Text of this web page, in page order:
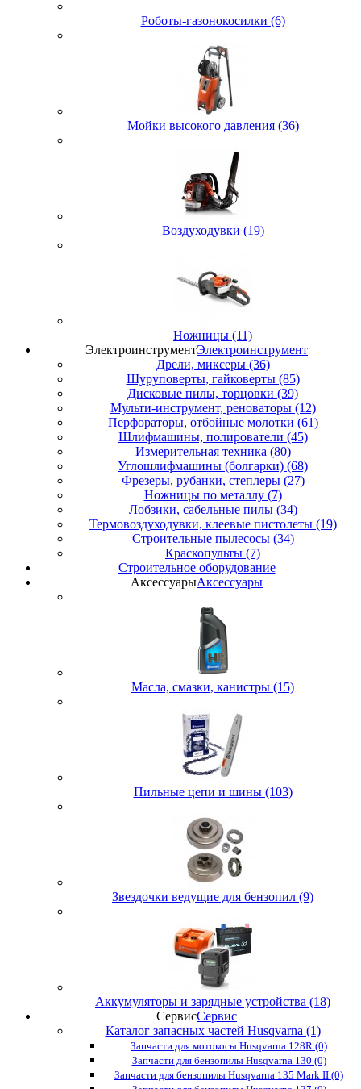
Роботы-газонокосилки (6)
Мойки высокого давления (36)
Воздуходувки (19)
Ножницы (11)
ЭлектроинструментЭлектроинструмент
Дрели, миксеры (36)
Шуруповерты, гайковерты (85)
Дисковые пилы, торцовки (39)
Мульти-инструмент, реноваторы (12)
Перфораторы, отбойные молотки (61)
Шлифмашины, полирователи (45)
Измерительная техника (80)
Углошлифмашины (болгарки) (68)
Фрезеры, рубанки, степлеры (27)
Ножницы по металлу (7)
Лобзики, сабельные пилы (34)
Термовоздуходувки, клеевые пистолеты (19)
Строительные пылесосы (34)
Краскопульты (7)
Строительное оборудование
АксессуарыАксессуары
Масла, смазки, канистры (15)
Пильные цепи и шины (103)
Звездочки ведущие для бензопил (9)
Аккумуляторы и зарядные устройства (18)
СервисСервис
Каталог запасных частей Husqvarna (1)
Запчасти для мотокосы Husqvarna 128R (0)
Запчасти для бензопилы Husqvarna 130 (0)
Запчасти для бензопилы Husqvarna 135 Mark II (0)